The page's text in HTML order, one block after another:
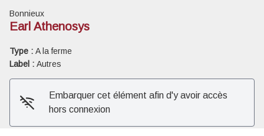
Bonnieux
Earl Athenosys
Type : A la ferme
Label : Autres
Embarquer cet élément afin d'y avoir accès
hors connexion